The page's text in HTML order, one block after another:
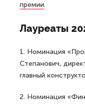
премии.
Лауреаты
1. Номинация
Степанович,
главный
2. Номинация